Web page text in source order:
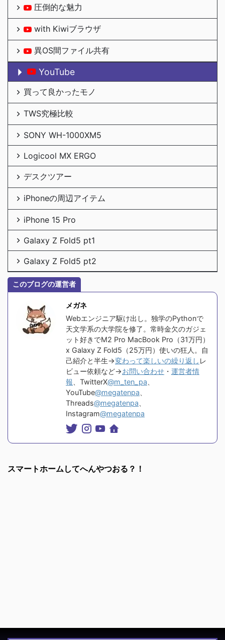
圧倒的な魅力
with Kiwiブラウザ
異OS間ファイル共有
YouTube
買って良かったモノ
TWS究極比較
SONY WH-1000XM5
Logicool MX ERGO
デスクツアー
iPhoneの周辺アイテム
iPhone 15 Pro
Galaxy Z Fold5 pt1
Galaxy Z Fold5 pt2
このブログの運営者
メガネ
Webエンジニア駆け出し。独学のPythonで
天文学系の大学院を修了。常時金欠のガジェ
ット好きでM2 Pro MacBook Pro（31万円）
x Galaxy Z Fold5（25万円）使いの狂人。自
己紹介と半生→変わって楽しいの繰り返し レ
ビュー依頼など→お問い合わせ ・ 運営者情
報 、TwitterX@m_ten_pa
YouTube@megatenpa
Threads@megatenpa
Instagram@megatenpa
スマートホームしてへんやつおる？！